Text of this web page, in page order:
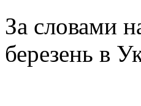
За словами
березень в